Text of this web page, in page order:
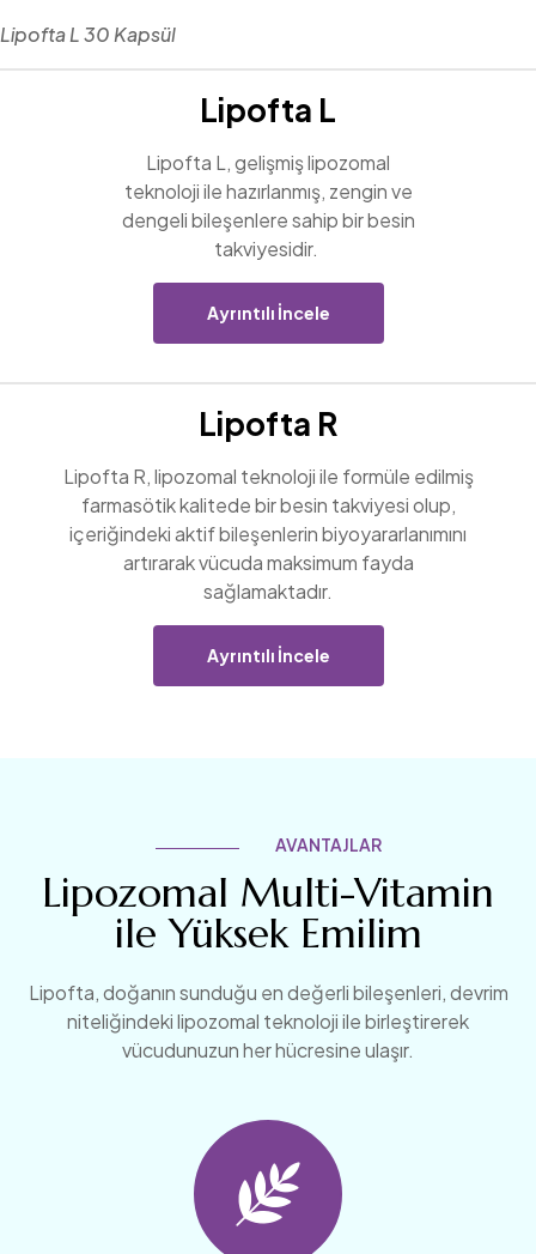
Lipofta L 30 Kapsül
Lipofta L
Lipofta L, gelişmiş lipozomal
teknoloji ile hazırlanmış, zengin ve
dengeli bileşenlere sahip bir besin
takviyesidir.
Ayrıntılı İncele
Lipofta R
Lipofta R, lipozomal teknoloji ile formüle edilmiş
farmasötik kalitede bir besin takviyesi olup,
içeriğindeki aktif bileşenlerin biyoyararlanımını
artırarak vücuda maksimum fayda
sağlamaktadır.
Ayrıntılı İncele
AVANTAJLAR
Lipozomal Multi-Vitamin
ile Yüksek Emilim
Lipofta, doğanın sunduğu en değerli bileşenleri, devrim
niteliğindeki lipozomal teknoloji ile birleştirerek
vücudunuzun her hücresine ulaşır.